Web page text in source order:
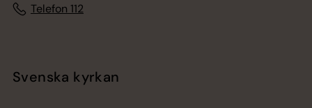
Telefon 112
Svenska kyrkan